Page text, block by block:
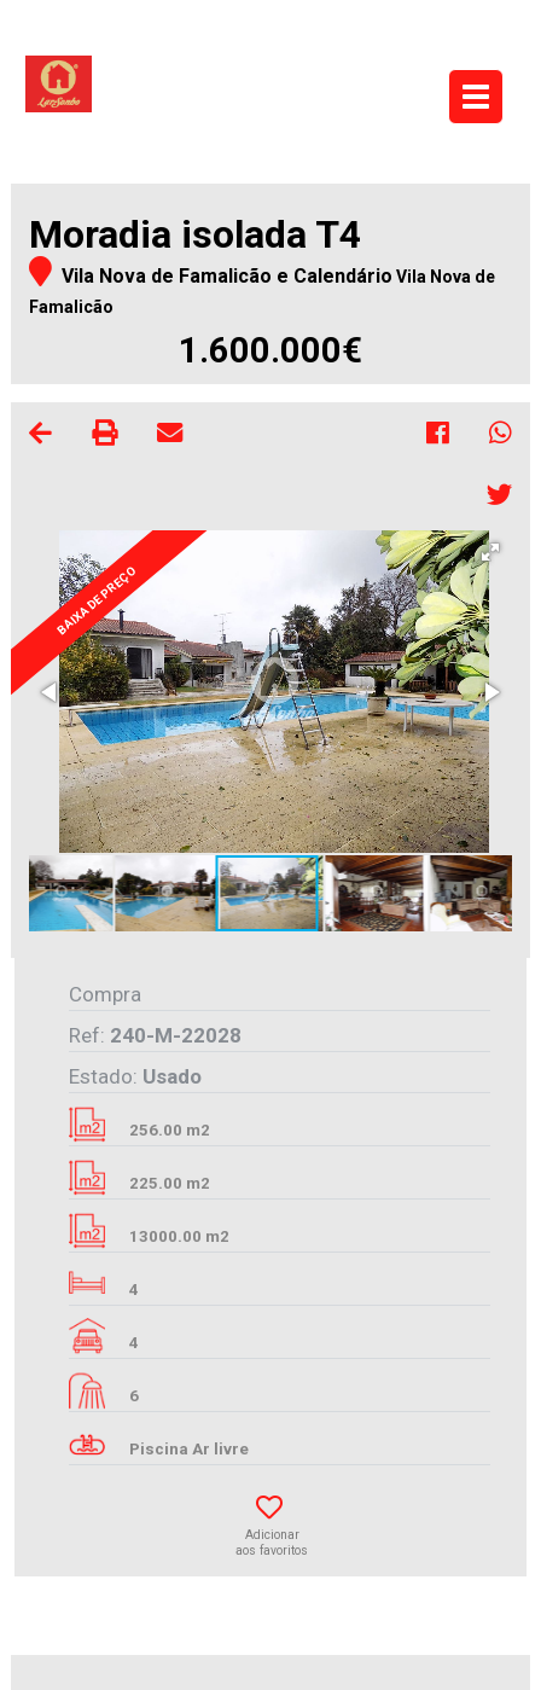
Moradia isolada T4
Vila Nova de Famalicão e Calendário Vila Nova de
Famalicão
1.600.000€
BAIXA DE PREÇO
Compra
Ref: 240-M-22028
Estado: Usado
256.00 m2
225.00 m2
13000.00 m2
4
4
6
Piscina Ar livre
Adicionar
aos favoritos